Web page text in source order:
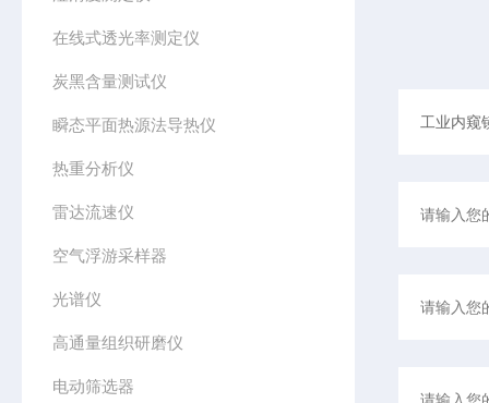
在线式透光率测定仪
炭黑含量测试仪
瞬态平面热源法导热仪
热重分析仪
雷达流速仪
空气浮游采样器
光谱仪
高通量组织研磨仪
电动筛选器